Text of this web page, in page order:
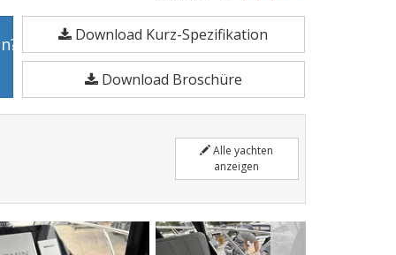
Antares
9
ist
8,9
Meter
Motoryacht
Jahr
gefertigt.
Download Kurz-Spezifikation
Download Broschüre
Alle yachten
anzeigen